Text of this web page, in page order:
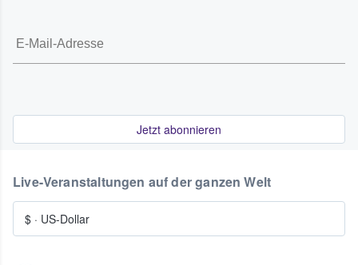
Jetzt abonnieren
Live-Veranstaltungen auf der ganzen Welt
$ · US-Dollar